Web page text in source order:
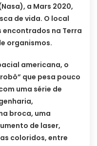
a Mars 2020,
de vida. O local
encontrados na Terra
organismos.
americana, o
que pesa pouco
uma série de
broca, uma
de laser,
coloridos, entre